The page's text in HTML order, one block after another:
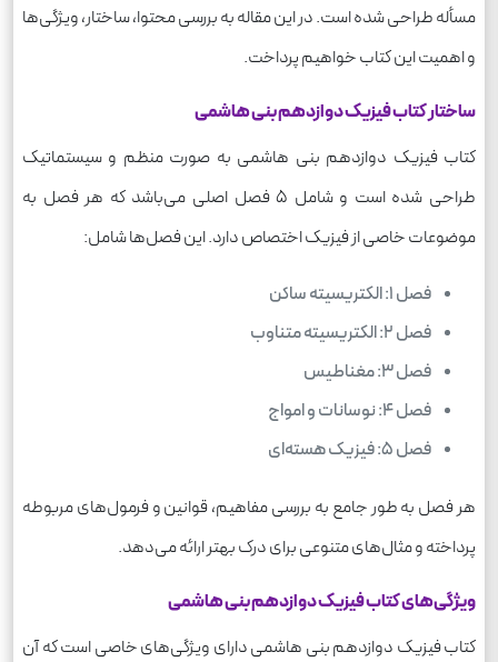
مسأله طراحی شده است. در این مقاله به بررسی محتوا، ساختار، ویژگی‌ها
و اهمیت این کتاب خواهیم پرداخت.
ساختار کتاب فیزیک دوازدهم بنی هاشمی
کتاب فیزیک دوازدهم بنی هاشمی به صورت منظم و سیستماتیک
طراحی شده است و شامل 5 فصل اصلی می‌باشد که هر فصل به
موضوعات خاصی از فیزیک اختصاص دارد. این فصل‌ها شامل:
فصل 1: الکتریسیته ساکن
فصل 2: الکتریسیته متناوب
فصل 3: مغناطیس
فصل 4: نوسانات و امواج
فصل 5: فیزیک هسته‌ای
هر فصل به طور جامع به بررسی مفاهیم، قوانین و فرمول‌های مربوطه
پرداخته و مثال‌های متنوعی برای درک بهتر ارائه می‌دهد.
ویژگی‌های کتاب فیزیک دوازدهم بنی هاشمی
کتاب فیزیک دوازدهم بنی هاشمی دارای ویژگی‌های خاصی است که آن